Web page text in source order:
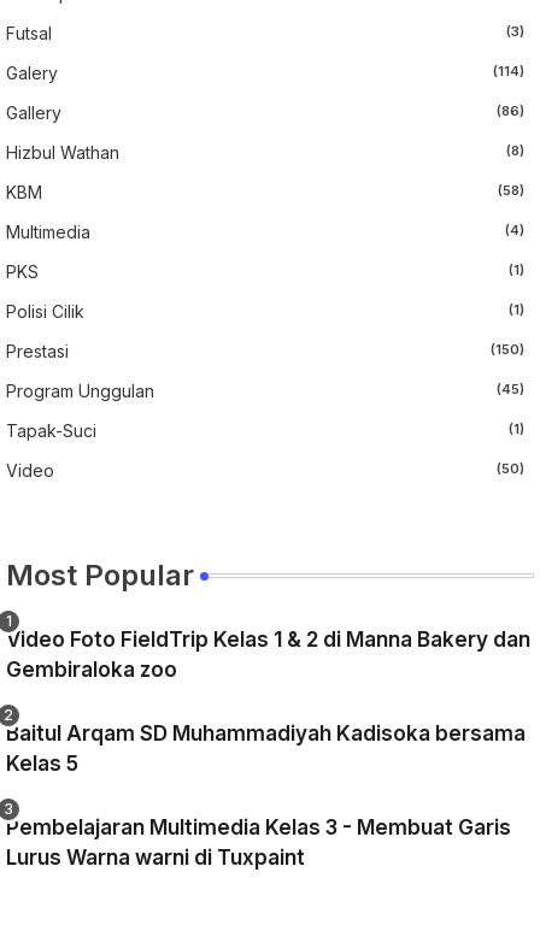
Futsal (3)
Galery (114)
Gallery (86)
Hizbul Wathan (8)
KBM (58)
Multimedia (4)
PKS (1)
Polisi Cilik (1)
Prestasi (150)
Program Unggulan (45)
Tapak-Suci (1)
Video (50)
Most Popular
Video Foto FieldTrip Kelas 1 & 2 di Manna Bakery dan
Gembiraloka zoo
Baitul Arqam SD Muhammadiyah Kadisoka bersama
Kelas 5
Pembelajaran Multimedia Kelas 3 - Membuat Garis
Lurus Warna warni di Tuxpaint